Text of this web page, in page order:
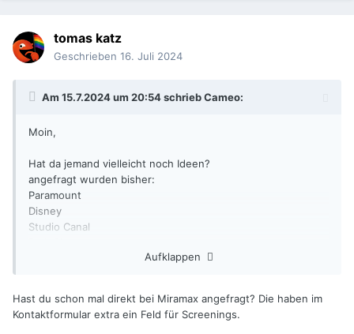
tomas katz
Geschrieben 16. Juli 2024
Am 15.7.2024 um 20:54 schriebCameo:
Moin,
Hat da jemand vielleicht noch Ideen?
angefragt wurden bisher:
Paramount
Disney
Studio Canal
Aufklappen
Hast du schon mal direkt bei Miramax angefragt? Die haben im
Kontaktformular extra ein Feld für Screenings.